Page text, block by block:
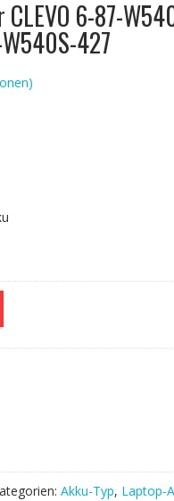
6-87-
427
Akku-Typ, Laptop-